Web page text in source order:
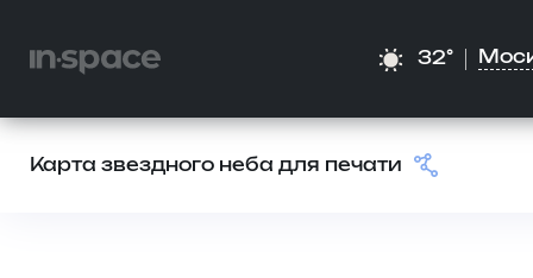
32°
Карта звездного неба для печати